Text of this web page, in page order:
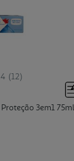
(12)
3em1 75ml